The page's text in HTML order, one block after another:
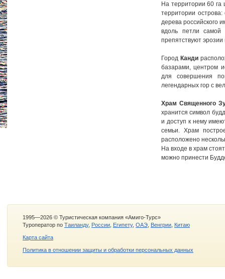
На территории 60 га
территории
дерева российского
вдоль петли
препятствуют
Город Канди
базарами, центром
для совершения
легендарных гор с
Храм Священного
хранится символ
и доступ к нему
семьи. Храм
расположено
На входе в храм
можно принести
1995—2026 © Туристическая компания «Амиго-Турс»
Туроператор по Таиланду, России Египету, ОАЭ Венгрии Китаю
Карта сайта
Политика в отношении защиты и обработки персональных данных